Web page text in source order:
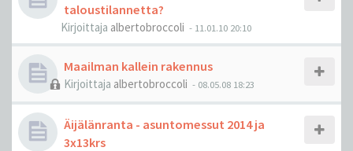
taloustilannetta?
Kirjoittaja albertobroccoli - 11.01.10 20:10
Maailman kallein rakennus
Kirjoittaja albertobroccoli - 08.05.08 18:23
Äijälänranta - asuntomessut 2014 ja
3x13krs